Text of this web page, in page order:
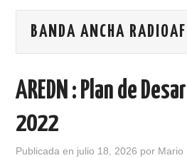
ANTENAS Y ACCESORIOS
BANDA ANCHA
AREDN : Plan de
2022
Publicada en julio 18, 2026 por Mario